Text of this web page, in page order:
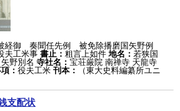
経御 奏聞任先例 被免除播磨国矢野例
夫工米事書止：粗言上如件 地名：若狭国
野別名 寺社名：宝荘厳院 南禅寺 天龍寺
：役夫工米刊本：
（東大史料編纂所ユニ
支配状